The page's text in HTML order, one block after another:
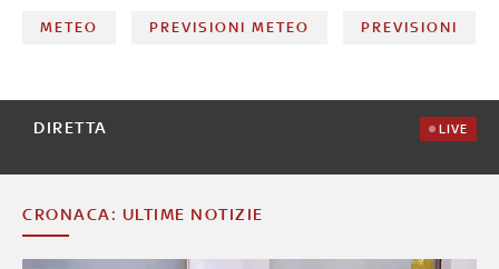
METEO PREVISIONI METEO PREVISIONI
DIRETTA LIVE
CRONACA: ULTIME NOTIZIE